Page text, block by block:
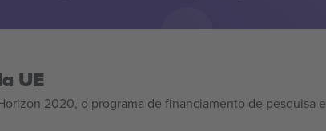
UE
2020, o programa de financiamento de pesquisa e